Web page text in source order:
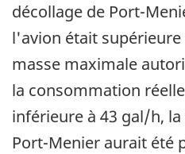
décollage de Port-
l'avion était supérieure
masse maximale
la consommation
inférieure à 43 gal/h,
Port-Menier aurait été